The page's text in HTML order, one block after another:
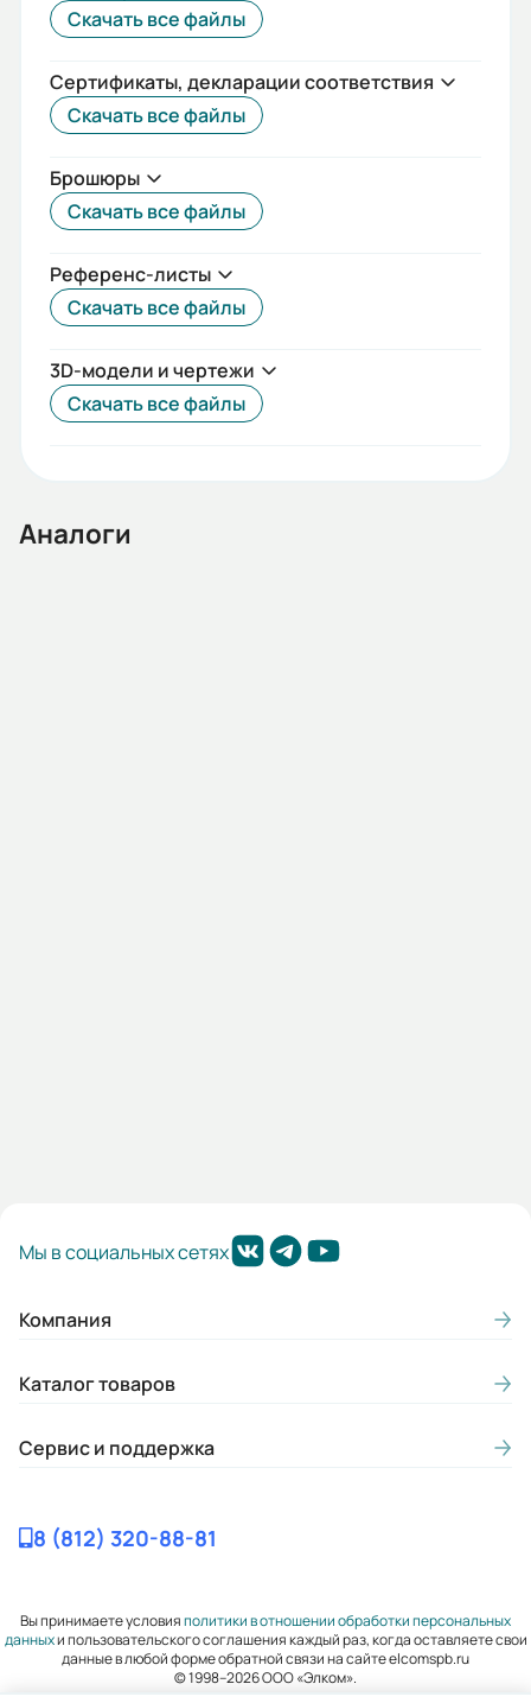
Выкатное
Гарантия, лет:
5
Отключающая способность (кА):
85
50
выдерживаемое напряжение (кВ):
12
Частота сети (Гц):
Скачать все файлы
Сертификаты, декларации соответствия
Скачать все файлы
Брошюры
Скачать все файлы
Референс-листы
Скачать все файлы
3D-модели и чертежи
Скачать все файлы
Аналоги
Мы в социальных сетях
Компания
Каталог товаров
Сервис и поддержка
8 (812) 320-88-81
Вы принимаете условияполитики в отношении обработки персональных
данныхи пользовательского соглашения каждый раз, когда оставляете свои
данные в любой форме обратной связи на сайте elcomspb.ru
© 1998–2026 ООО «Элком».